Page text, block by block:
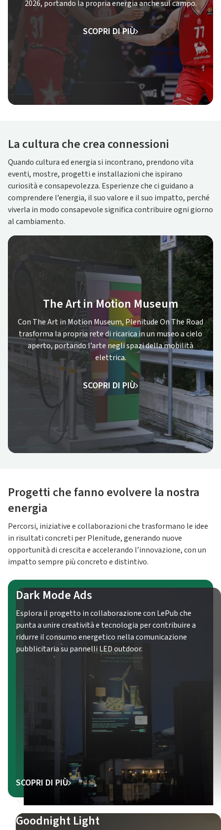
2026, portando la propria energia anche sul campo.
SCOPRI DI PIÙ
La cultura che crea connessioni
Quando cultura ed energia si incontrano, prendono vita
eventi, mostre, progetti e installazioni che ispirano
curiosità e consapevolezza. Esperienze che ci guidano a
comprendere l’energia, il suo valore e il suo impatto, perché
viverla in modo consapevole significa contribuire ogni giorno
al cambiamento.
The Art in Motion Museum
Con The Art in Motion Museum, Plenitude On The Road
trasforma la propria rete di ricarica in un museo a cielo
aperto, portando l’arte negli spazi della mobilità
elettrica.
SCOPRI DI PIÙ
Progetti che fanno evolvere la nostra
energia
Percorsi, iniziative e collaborazioni che trasformano le idee
in risultati concreti per Plenitude, generando nuove
opportunità di crescita e accelerando l’innovazione, con un
impatto sempre più concreto e distintivo.
Dark Mode Ads
Esplora il progetto in collaborazione con LePub che
punta a unire creatività e tecnologia per contribuire a
ridurre il consumo energetico nella comunicazione
pubblicitaria su pannelli LED outdoor.
SCOPRI DI PIÙ
Goodnight Light